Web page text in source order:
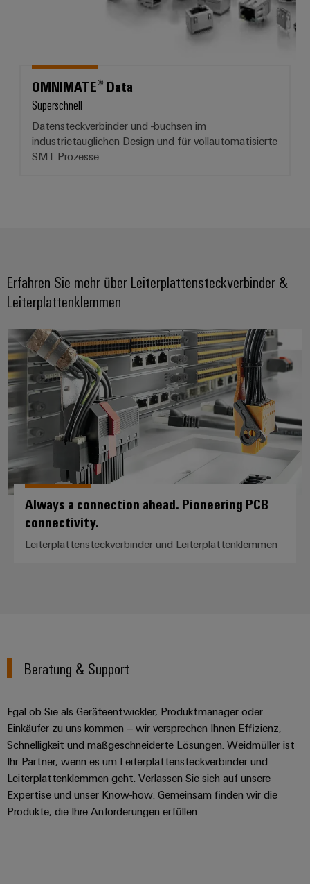
OMNIMATE® Data
Superschnell
Datensteckverbinder und -buchsen im
industrietauglichen Design und für vollautomatisierte
SMT Prozesse.
Erfahren Sie mehr über Leiterplattensteckverbinder &
Leiterplattenklemmen
Always a connection ahead.
Always a connection ahead. Pioneering PCB
connectivity.
Leiterplattensteckverbinder und Leiterplattenklemmen
Beratung & Support
Egal ob Sie als Geräteentwickler, Produktmanager oder
Einkäufer zu uns kommen – wir versprechen Ihnen Effizienz,
Schnelligkeit und maßgeschneiderte Lösungen. Weidmüller ist
Ihr Partner, wenn es um Leiterplattensteckverbinder und
Leiterplattenklemmen geht. Verlassen Sie sich auf unsere
Expertise und unser Know-how. Gemeinsam finden wir die
Produkte, die Ihre Anforderungen erfüllen.